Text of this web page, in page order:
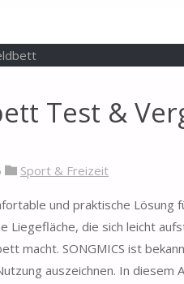
Test &
Sport & Freizeit
und praktische Lösung
die sich leicht
macht. SONGMICS ist
auszeichnen. In diesem